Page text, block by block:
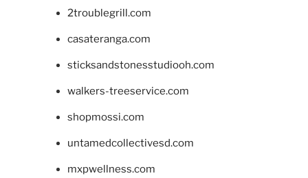
2troublegrill.com
casateranga.com
sticksandstonesstudiooh.com
walkers-treeservice.com
shopmossi.com
untamedcollectivesd.com
mxpwellness.com